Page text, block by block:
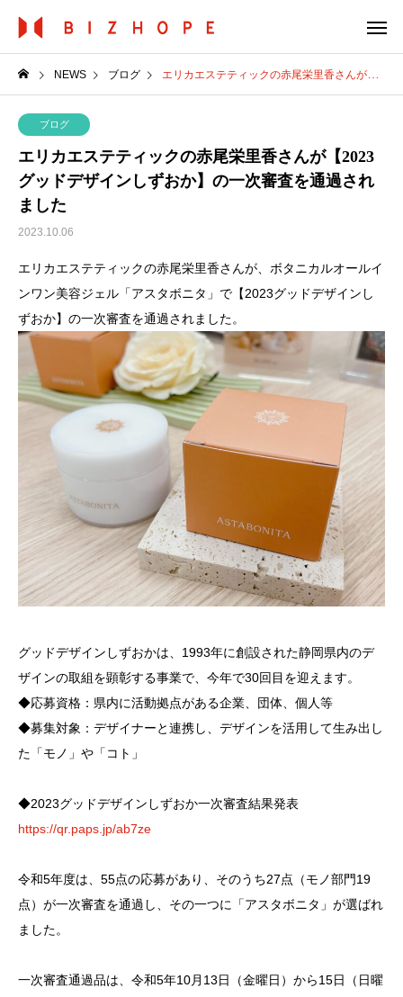
NEWS ブログ エリカエステティックの赤尾栄里香さんが【2023グッドデザインしずおか】の一次審査を通過されました
ブログ
エリカエステティックの赤尾栄里香さんが【2023
グッドデザインしずおか】の一次審査を通過され
ました
2023.10.06
エリカエステティックの赤尾栄里香さんが、ボタニカルオールイ
ンワン美容ジェル「アスタボニタ」で【2023グッドデザインし
ずおか】の一次審査を通過されました。
グッドデザインしずおかは、1993年に創設された静岡県内のデ
ザインの取組を顕彰する事業で、今年で30回目を迎えます。
◆応募資格：県内に活動拠点がある企業、団体、個人等
◆募集対象：デザイナーと連携し、デザインを活用して生み出し
た「モノ」や「コト」
◆2023グッドデザインしずおか一次審査結果発表
https://qr.paps.jp/ab7ze
令和5年度は、55点の応募があり、そのうち27点（モノ部門19
点）が一次審査を通過し、その一つに「アスタボニタ」が選ばれ
ました。
一次審査通過品は、令和5年10月13日（金曜日）から15日（日曜